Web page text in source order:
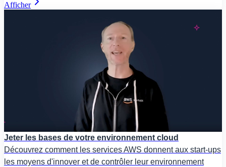
Afficher
Jeter les bases de votre environnement cloud
Découvrez comment les services AWS donnent aux start-ups
les moyens d'innover et de contrôler leur environnement